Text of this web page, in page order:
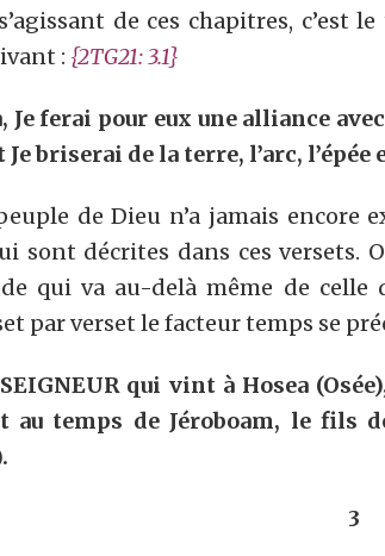
de ces chapitres, c’est
: {2TG21:3.1}
Je ferai pour eux une alliance
briserai de la terre, l’arc,
de Dieu n’a jamais
sont décrites dans ces
qui va au-delà même de
par verset le facteur temps se
qui vint à Hosea
au temps de Jéroboam, le fils
3